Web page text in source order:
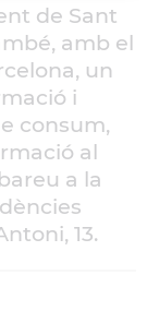
de Sant
amb el
un
i
consum,
al
a la
13.